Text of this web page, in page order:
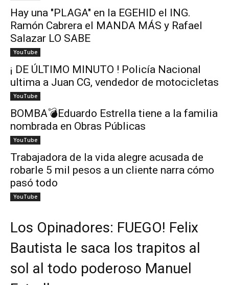
Hay una "PLAGA" en la EGEHID el ING.
Ramón Cabrera el MANDA MÁS y Rafael
Salazar LO SABE
YouTube
¡ DE ÚLTIMO MINUTO ! Policía Nacional
ultima a Juan CG, vendedor de motocicletas
YouTube
BOMBA💣Eduardo Estrella tiene a la familia
nombrada en Obras Públicas
YouTube
Trabajadora de la vida alegre acusada de
robarle 5 mil pesos a un cliente narra cómo
pasó todo
YouTube
Los Opinadores: FUEGO! Felix
Bautista le saca los trapitos al
sol al todo poderoso Manuel